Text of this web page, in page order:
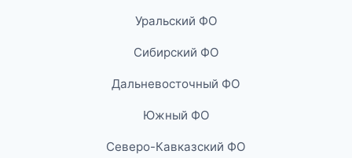
Уральский ФО
Сибирский ФО
Дальневосточный ФО
Южный ФО
Северо-Кавказский ФО